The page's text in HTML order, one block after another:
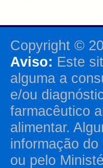
Copyright ©
Aviso: Este
alguma a
e/ou
farmacêutico
alimentar.
informação
ou pelo